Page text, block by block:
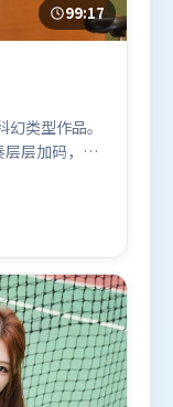
99:17
类型作品。
层加码，张
承担叙事推
、章子怡，
年12月23日